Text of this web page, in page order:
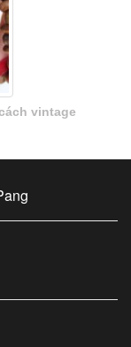
vintage